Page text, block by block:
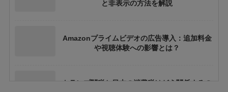
と非表示の方法を解説
Amazonプライムビデオの広告導入：追加料金
や視聴体験への影響とは？
トランプ関税と日本の消費税はどう関係するの